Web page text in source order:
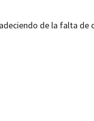
de la falta de